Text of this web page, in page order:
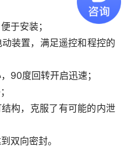
于安装；
装置，满足遥控和程控的
90度回转开启迅速；
构，克服了有可能的内泄
双向密封。